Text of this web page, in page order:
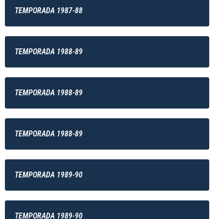
TEMPORADA 1987-88
TEMPORADA 1988-89
TEMPORADA 1988-89
TEMPORADA 1988-89
TEMPORADA 1989-90
TEMPORADA 1989-90